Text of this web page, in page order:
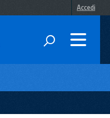
Accedi